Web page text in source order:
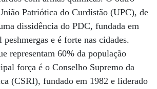
Patriótica do Curdistão (UPC), de
dissidência do PDC, fundada em
e é forte nas cidades.
representam 60% da população
força é o Conselho Supremo da
(CSRI), fundado em 1982 e liderado